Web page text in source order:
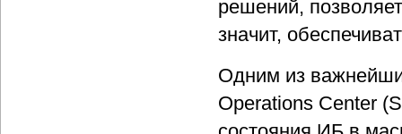
решений,
значит,
Одним из
Operations Center